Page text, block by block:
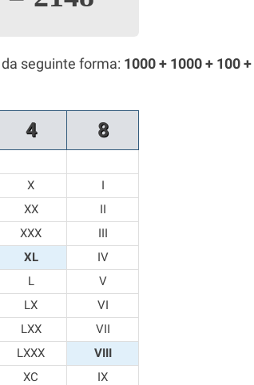
seguinte forma: 1000 + 1000 + 100
4 8
X
I
XX
II
XXX
III
XL
IV
L
V
LX
VI
LXX
VII
LXXX
VIII
XC IX